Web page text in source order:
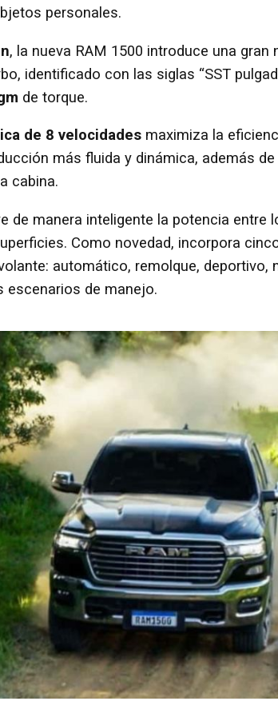
personales.
, la nueva RAM 1500 introduce una
identificado con las siglas “SST
de torque.
de 8 velocidades maximiza la
más fluida y dinámica, además
cabina.
de manera inteligente la potencia entre
Como novedad, incorpora
automático, remolque, deportivo,
escenarios de manejo.